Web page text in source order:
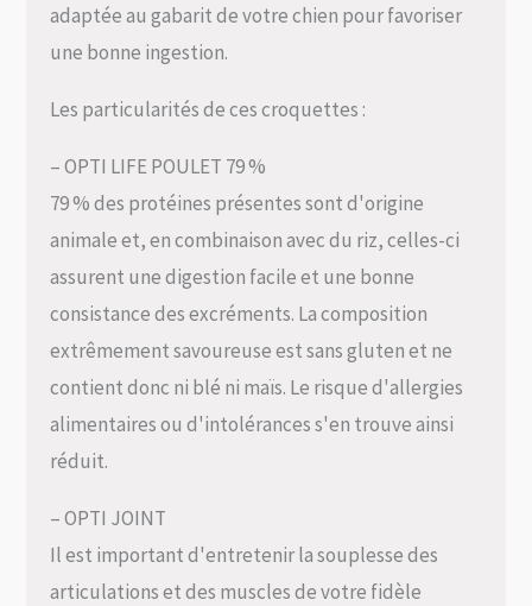
adaptée au gabarit de votre chien pour favoriser
une bonne ingestion.
Les particularités de ces croquettes :
– OPTI LIFE POULET 79 %
79 % des protéines présentes sont d'origine
animale et, en combinaison avec du riz, celles-ci
assurent une digestion facile et une bonne
consistance des excréments. La composition
extrêmement savoureuse est sans gluten et ne
contient donc ni blé ni maïs. Le risque d'allergies
alimentaires ou d'intolérances s'en trouve ainsi
réduit.
– OPTI JOINT
Il est important d'entretenir la souplesse des
articulations et des muscles de votre fidèle